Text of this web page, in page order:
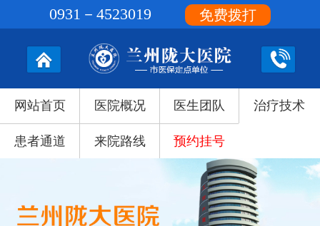
网站首页 医院概况 医生团队 治疗技术
患者通道 来院路线 预约挂号
0931－4523019 免费拨打